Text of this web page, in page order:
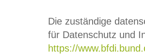
Die zuständige
für Datenschutz und
https://